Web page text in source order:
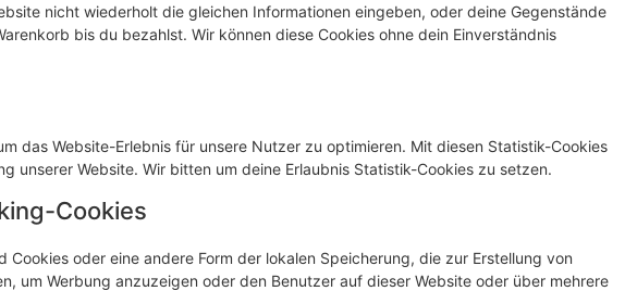
nicht wiederholt die gleichen Informationen eingeben, oder deine Gegenstände
bis du bezahlst. Wir können diese Cookies ohne dein Einverständnis
das Website-Erlebnis für unsere Nutzer zu optimieren. Mit diesen Statistik-Cookies
unserer Website. Wir bitten um deine Erlaubnis Statistik-Cookies zu setzen.
Cookies
oder eine andere Form der lokalen Speicherung, die zur Erstellung von
um Werbung anzuzeigen oder den Benutzer auf dieser Website oder über mehrere